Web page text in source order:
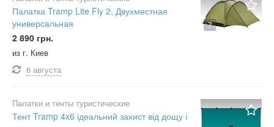
7
Палатка Tramp Lite Fly 2, Двухместная
универсальная
2 890 грн.
из г. Киев
6 августа
Палатки и тенты туристические
Тент Tramp 4x6 ідеальний захист від дощу і